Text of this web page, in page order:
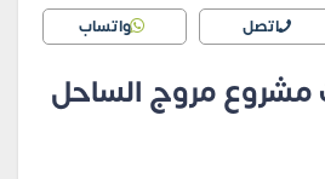
اتصل واتساب
مشروع مروج الساحل